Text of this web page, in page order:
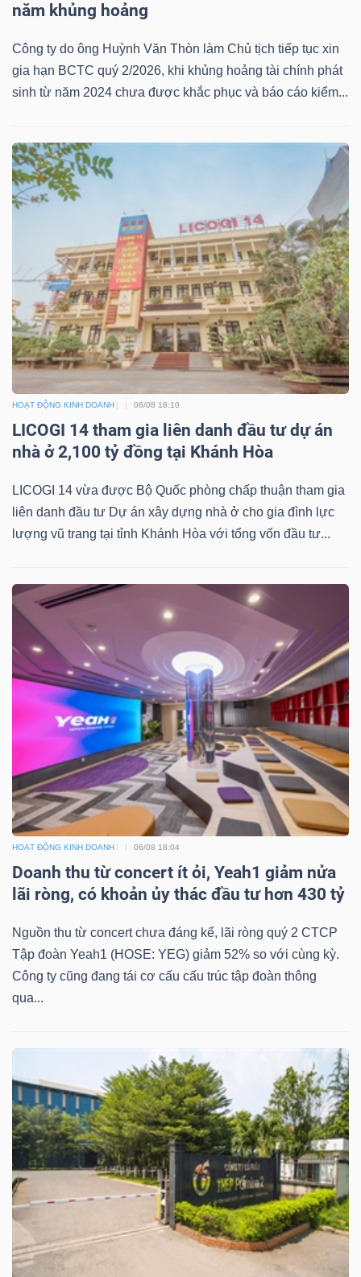
năm khủng hoảng
Công ty do ông Huỳnh Văn Thòn làm Chủ tịch tiếp tục xin
gia hạn BCTC quý 2/2026, khi khủng hoảng tài chính phát
sinh từ năm 2024 chưa được khắc phục và báo cáo kiểm...
HOẠT ĐỘNG KINH DOANH 06/08 18:10
LICOGI 14 tham gia liên danh đầu tư dự án
nhà ở 2,100 tỷ đồng tại Khánh Hòa
LICOGI 14 vừa được Bộ Quốc phòng chấp thuận tham gia
liên danh đầu tư Dự án xây dựng nhà ở cho gia đình lực
lượng vũ trang tại tỉnh Khánh Hòa với tổng vốn đầu tư...
HOẠT ĐỘNG KINH DOANH 06/08 18:04
Doanh thu từ concert ít ỏi, Yeah1 giảm nửa
lãi ròng, có khoản ủy thác đầu tư hơn 430 tỷ
Nguồn thu từ concert chưa đáng kể, lãi ròng quý 2 CTCP
Tập đoàn Yeah1 (HOSE: YEG) giảm 52% so với cùng kỳ.
Công ty cũng đang tái cơ cấu cấu trúc tập đoàn thông
qua...
cáo
phân
tích
Thuật
ngữ
Dịch
(-)
tạo
Sách
Công
cụ
Truyền
thông
tài
chính